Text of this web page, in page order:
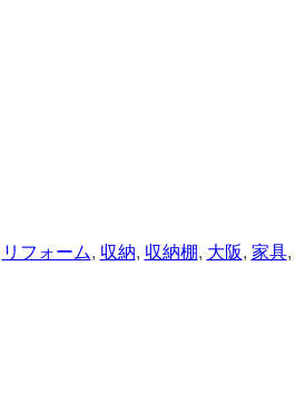
リフォーム, 収納, 収納棚, 大阪, 家具,